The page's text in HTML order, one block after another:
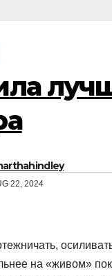
22, 2024
на «живом»